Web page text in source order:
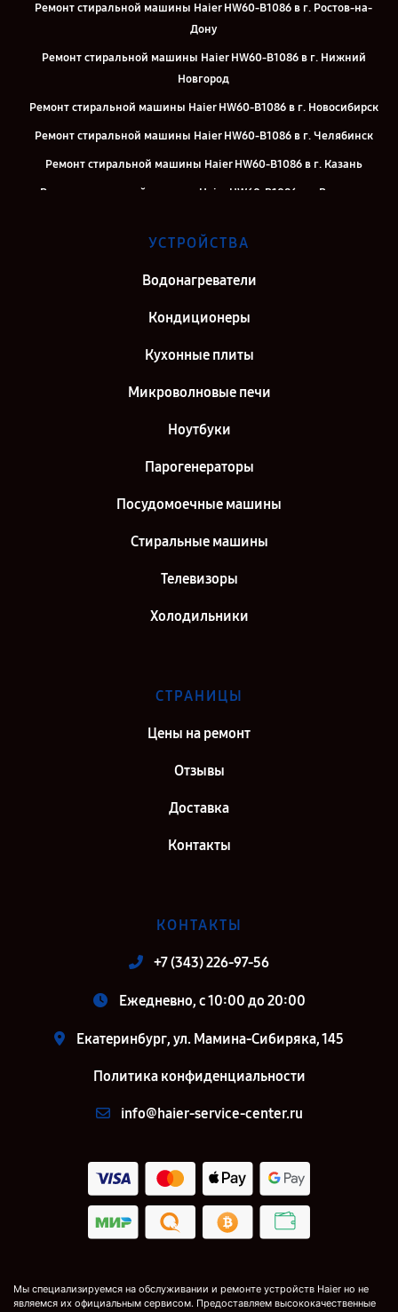
Ремонт стиральной машины Haier HW60-B1086 в г. Ростов-на-
Дону
Ремонт стиральной машины Haier HW60-B1086 в г. Нижний
Новгород
Ремонт стиральной машины Haier HW60-B1086 в г. Новосибирск
Ремонт стиральной машины Haier HW60-B1086 в г. Челябинск
Ремонт стиральной машины Haier HW60-B1086 в г. Казань
Ремонт стиральной машины Haier HW60-B1086 в г. Воронеж
Ремонт стиральной машины Haier HW60-B1086 в г. Самара
Ремонт стиральной машины Haier HW60-B1086 в г. Киров
Петербург
УСТРОЙСТВА
Водонагреватели
Кондиционеры
Кухонные плиты
Микроволновые печи
Ноутбуки
Парогенераторы
Посудомоечные машины
Стиральные машины
Телевизоры
Холодильники
СТРАНИЦЫ
Цены на ремонт
Отзывы
Доставка
Контакты
КОНТАКТЫ
+7 (343) 226-97-56
Ежедневно, с 10:00 до 20:00
Екатеринбург, ул. Мамина-Сибиряка, 145
Политика конфиденциальности
info@haier-service-center.ru
Мы специализируемся на обслуживании и ремонте устройств Haier но не
являемся их официальным сервисом. Предоставляем высококачественные